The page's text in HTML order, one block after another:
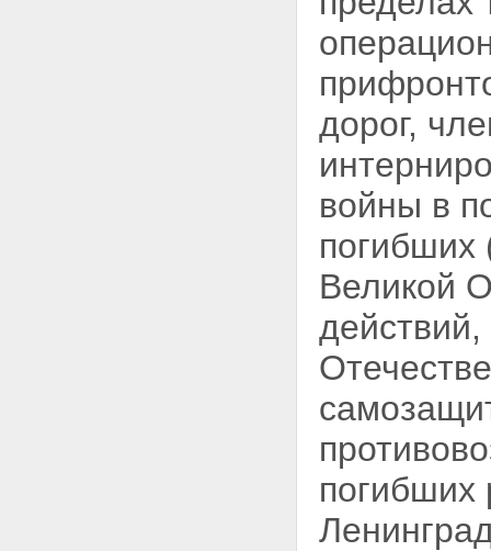
дорог,
войны в
погибших
Великой
погибших